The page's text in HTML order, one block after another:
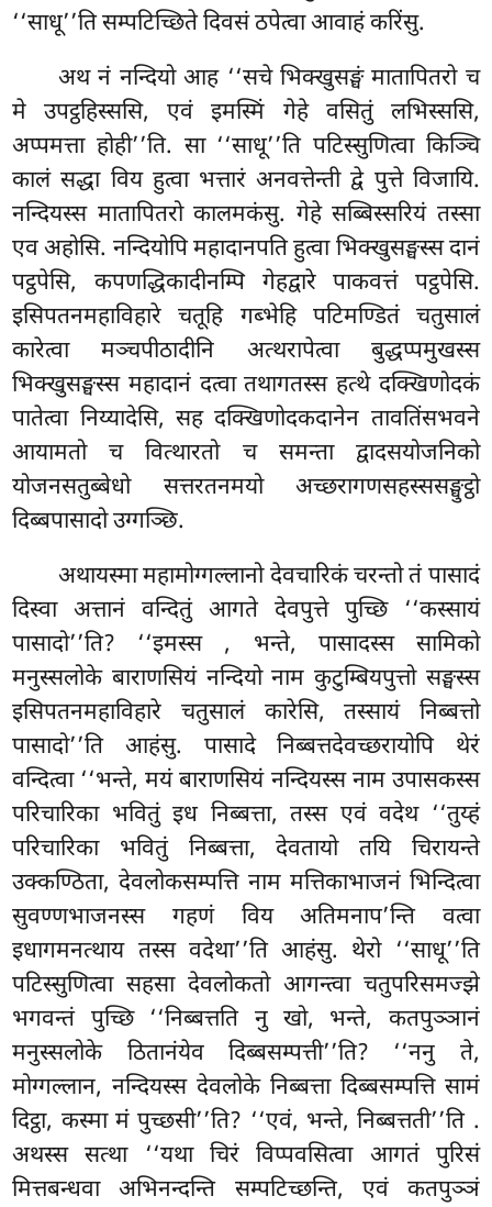
‘‘साधू’’ति सम्पटिच्छिते दिवसं ठपेत्वा आवाहं करिंसु.
अथ नं नन्दियो आह ‘‘सचे भिक्खुसङ्घं मातापितरो च
मे उपट्ठहिस्ससि, एवं इमस्मिं गेहे वसितुं लभिस्ससि,
अप्पमत्ता होही’’ति. सा ‘‘साधू’’ति पटिस्सुणित्वा किञ्चि
कालं सद्धा विय हुत्वा भत्तारं अनवत्तेन्ती द्वे पुत्ते विजायि.
नन्दियस्स मातापितरो कालमकंसु. गेहे सब्बिस्सरियं तस्सा
एव अहोसि. नन्दियोपि महादानपति हुत्वा भिक्खुसङ्घस्स दानं
पट्ठपेसि, कपणद्धिकादीनम्पि गेहद्वारे पाकवत्तं पट्ठपेसि.
इसिपतनमहाविहारे चतूहि गब्भेहि पटिमण्डितं चतुसालं
कारेत्वा मञ्चपीठादीनि अत्थरापेत्वा बुद्धप्पमुखस्स
भिक्खुसङ्घस्स महादानं दत्वा तथागतस्स हत्थे दक्खिणोदकं
पातेत्वा निय्यादेसि, सह दक्खिणोदकदानेन तावतिंसभवने
आयामतो च वित्थारतो च समन्ता द्वादसयोजनिको
योजनसतुब्बेधो सत्तरतनमयो अच्छरागणसहस्ससङ्घुट्ठो
दिब्बपासादो उग्गञ्छि.
अथायस्मा महामोग्गल्लानो देवचारिकं चरन्तो तं पासादं
दिस्वा अत्तानं वन्दितुं आगते देवपुत्ते पुच्छि ‘‘कस्सायं
पासादो’’ति? ‘‘इमस्स , भन्ते, पासादस्स सामिको
मनुस्सलोके बाराणसियं नन्दियो नाम कुटुम्बियपुत्तो सङ्घस्स
इसिपतनमहाविहारे चतुसालं कारेसि, तस्सायं निब्बत्तो
पासादो’’ति आहंसु. पासादे निब्बत्तदेवच्छरायोपि थेरं
वन्दित्वा ‘‘भन्ते, मयं बाराणसियं नन्दियस्स नाम उपासकस्स
परिचारिका भवितुं इध निब्बत्ता, तस्स एवं वदेथ ‘‘तुय्हं
परिचारिका भवितुं निब्बत्ता, देवतायो तयि चिरायन्ते
उक्कण्ठिता, देवलोकसम्पत्ति नाम मत्तिकाभाजनं भिन्दित्वा
सुवण्णभाजनस्स गहणं विय अतिमनाप’न्ति वत्वा
इधागमनत्थाय तस्स वदेथा’’ति आहंसु. थेरो ‘‘साधू’’ति
पटिस्सुणित्वा सहसा देवलोकतो आगन्त्वा चतुपरिसमज्झे
भगवन्तं पुच्छि ‘‘निब्बत्तति नु खो, भन्ते, कतपुञ्ञानं
मनुस्सलोके ठितानंयेव दिब्बसम्पत्ती’’ति? ‘‘ननु ते,
मोग्गल्लान, नन्दियस्स देवलोके निब्बत्ता दिब्बसम्पत्ति सामं
दिट्ठा, कस्मा मं पुच्छसी’’ति? ‘‘एवं, भन्ते, निब्बत्तती’’ति .
अथस्स सत्था ‘‘यथा चिरं विप्पवसित्वा आगतं पुरिसं
मित्तबन्धवा अभिनन्दन्ति सम्पटिच्छन्ति, एवं कतपुञ्ञं